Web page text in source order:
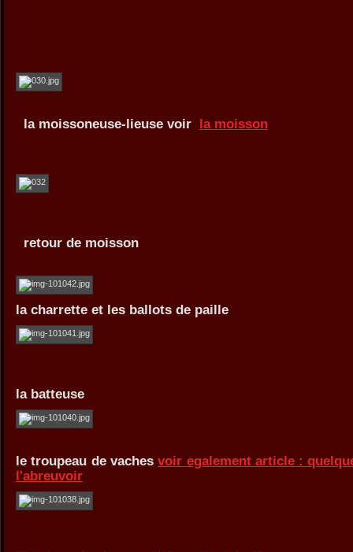
la moissoneuse-lieuse voir la moisson
retour de moisson
la charrette et les ballots de paille
la batteuse
le troupeau de vachesvoir egalement article :
l'abreuvoir